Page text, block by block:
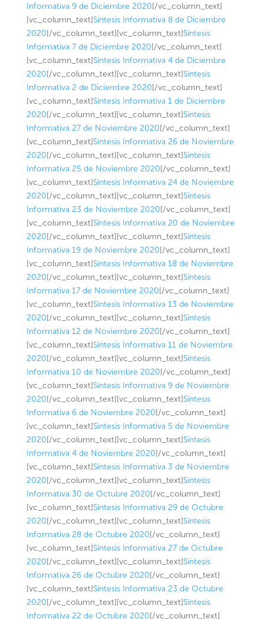
Informativa 9 de Diciembre 2020[/vc_column_text]
[vc_column_text]Síntesis Informativa 8 de Diciembre
2020[/vc_column_text][vc_column_text]Síntesis
Informativa 7 de Diciembre 2020[/vc_column_text]
[vc_column_text]Síntesis Informativa 4 de Diciembre
2020[/vc_column_text][vc_column_text]Síntesis
Informativa 2 de Diciembre 2020[/vc_column_text]
[vc_column_text]Síntesis Informativa 1 de Diciembre
2020[/vc_column_text][vc_column_text]Síntesis
Informativa 27 de Noviembre 2020[/vc_column_text]
[vc_column_text]Síntesis Informativa 26 de Noviembre
2020[/vc_column_text][vc_column_text]Síntesis
Informativa 25 de Noviembre 2020[/vc_column_text]
[vc_column_text]Síntesis Informativa 24 de Noviembre
2020[/vc_column_text][vc_column_text]Síntesis
Informativa 23 de Noviembre 2020[/vc_column_text]
[vc_column_text]Síntesis Informativa 20 de Noviembre
2020[/vc_column_text][vc_column_text]Síntesis
Informativa 19 de Noviembre 2020[/vc_column_text]
[vc_column_text]Síntesis Informativa 18 de Noviembre
2020[/vc_column_text][vc_column_text]Síntesis
Informativa 17 de Noviembre 2020[/vc_column_text]
[vc_column_text]Síntesis Informativa 13 de Noviembre
2020[/vc_column_text][vc_column_text]Síntesis
Informativa 12 de Noviembre 2020[/vc_column_text]
[vc_column_text]Síntesis Informativa 11 de Noviembre
2020[/vc_column_text][vc_column_text]Síntesis
Informativa 10 de Noviembre 2020[/vc_column_text]
[vc_column_text]Síntesis Informativa 9 de Noviembre
2020[/vc_column_text][vc_column_text]Síntesis
Informativa 6 de Noviembre 2020[/vc_column_text]
[vc_column_text]Síntesis Informativa 5 de Noviembre
2020[/vc_column_text][vc_column_text]Síntesis
Informativa 4 de Noviembre 2020[/vc_column_text]
[vc_column_text]Síntesis Informativa 3 de Noviembre
2020[/vc_column_text][vc_column_text]Síntesis
Informativa 30 de Octubre 2020[/vc_column_text]
[vc_column_text]Síntesis Informativa 29 de Octubre
2020[/vc_column_text][vc_column_text]Síntesis
Informativa 28 de Octubre 2020[/vc_column_text]
[vc_column_text]Síntesis Informativa 27 de Octubre
2020[/vc_column_text][vc_column_text]Síntesis
Informativa 26 de Octubre 2020[/vc_column_text]
[vc_column_text]Síntesis Informativa 23 de Octubre
2020[/vc_column_text][vc_column_text]Síntesis
Informativa 22 de Octubre 2020[/vc_column_text]